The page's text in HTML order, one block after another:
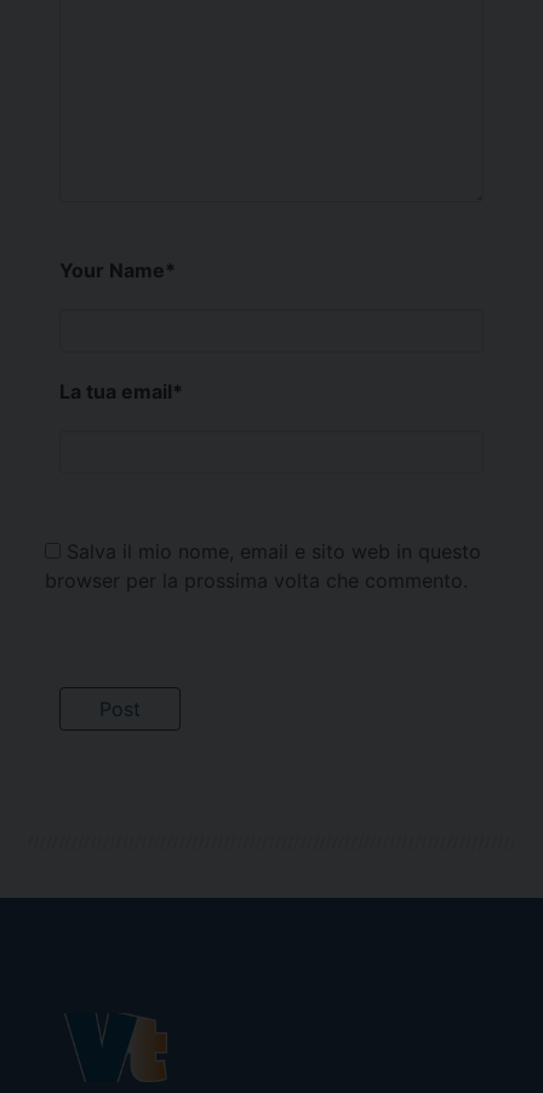
Your Name*
La tua email*
Salva il mio nome, email e sito web in questo
browser per la prossima volta che commento.